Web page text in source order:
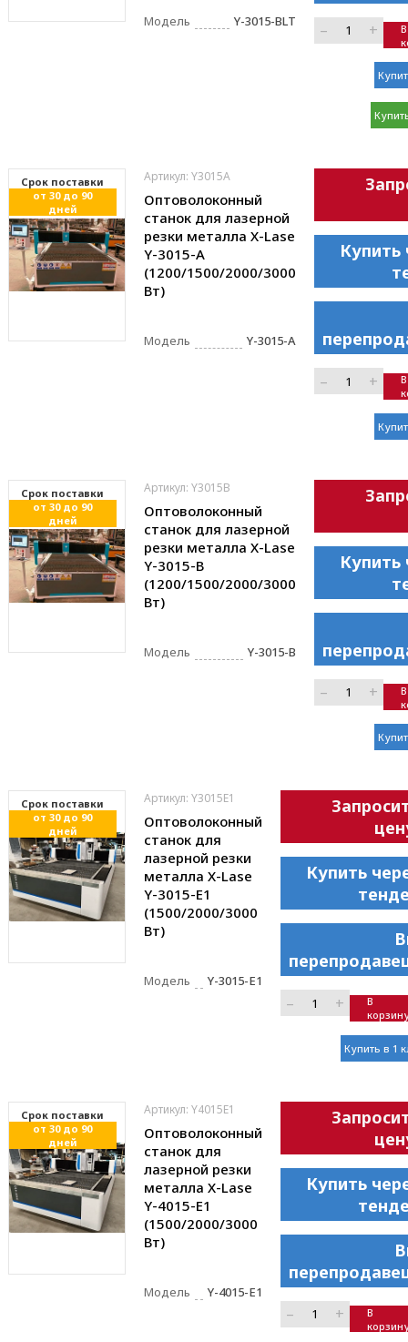
Модель Y-3015-BLT – +
В
Cрок поставки
от 30 до 90
дней
Артикул: Y3015A
Оптоволоконный
станок для лазерной
резки металла X-Lase
Y-3015-A
(1200/1500/2000/3000
Вт)
Модель Y-3015-A
Купить
– +
В
Cрок поставки
от 30 до 90
дней
Артикул: Y3015B
Оптоволоконный
станок для лазерной
резки металла X-Lase
Y-3015-B
(1200/1500/2000/3000
Вт)
Модель Y-3015-B
Купить
– +
В
Cрок поставки
от 30 до 90
дней
Артикул: Y3015E1
Оптоволоконный
станок для
лазерной резки
металла X-Lase
Y-3015-E1
(1500/2000/3000
Вт)
Модель Y-3015-E1
Купить
– +
В
Купить в 1
Cрок поставки
от 30 до 90
дней
Артикул: Y4015E1
Оптоволоконный
станок для
лазерной резки
металла X-Lase
Y-4015-E1
(1500/2000/3000
Вт)
Модель Y-4015-E1
Купить
– +
В